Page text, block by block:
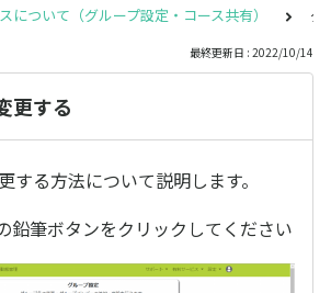
について（グループ設定・コース共有） グ
最終更新日 : 2022/10/14
更する
する方法について説明します。
鉛筆ボタンをクリックしてください